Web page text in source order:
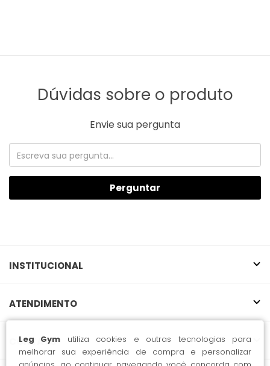
Leg Gym utiliza cookies e outras tecnologias para
melhorar sua experiência de compra e personalizar
Dúvidas sobre o produto
Envie sua pergunta
Perguntar
INSTITUCIONAL
ATENDIMENTO
CONTATO